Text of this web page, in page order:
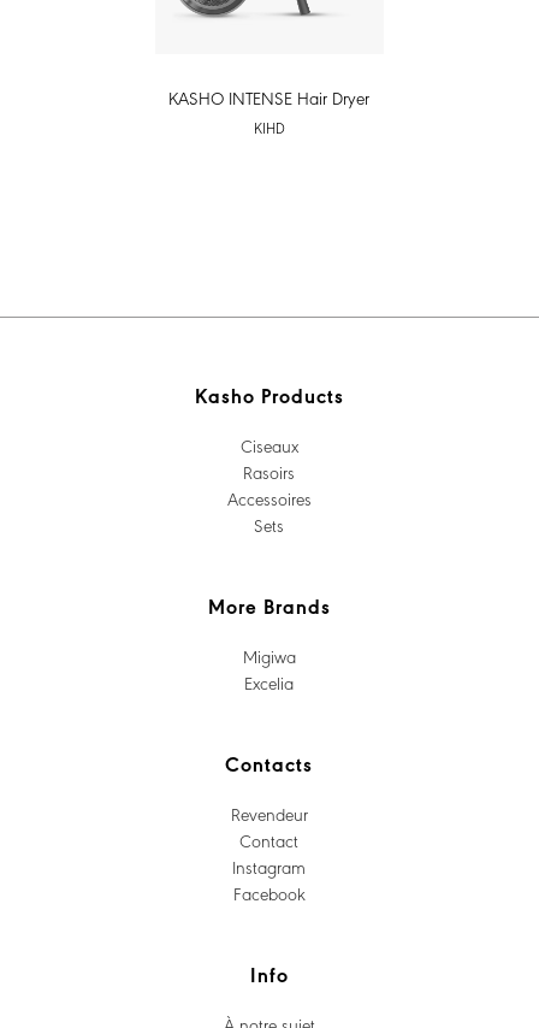
KASHO INTENSE Hair Dryer
KIHD
Kasho Products
More Brands
Info
Contacts
Ciseaux
Rasoirs
Accessoires
Sets
Migiwa
Excelia
Revendeur
Contact
Instagram
Facebook